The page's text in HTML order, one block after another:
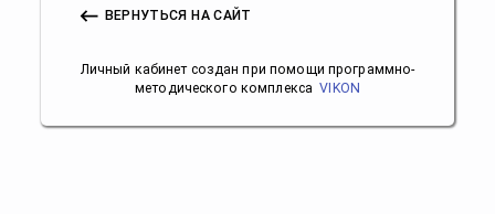
ВЕРНУТЬСЯ НА САЙТ
Личный кабинет создан при помощи программно-
методического комплексаVIKON